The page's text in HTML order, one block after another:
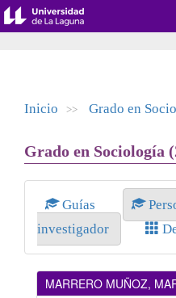
Inicio >> Grado en
Grado en Sociología
Guías
investigador
MARRERO MUÑOZ,